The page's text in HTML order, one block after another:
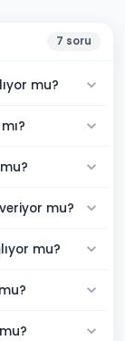
7 soru
mu?
mu?
mu?